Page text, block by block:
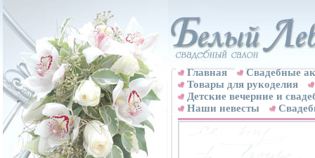
Главная
Свадебные
Товары для рукоделия
Детские вечерние и
Наши невесты